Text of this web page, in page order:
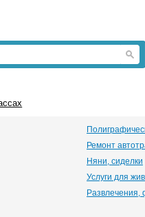
Ремонт
Няни, сиделки
Услуги для
Развлечения,